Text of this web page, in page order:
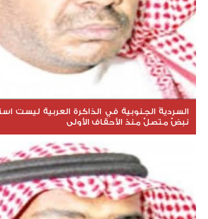
السرديةُ الجنوبية في الذاكرة العربية ليست
نبضٌ متصلٌ منذ الأحقاف الأولى